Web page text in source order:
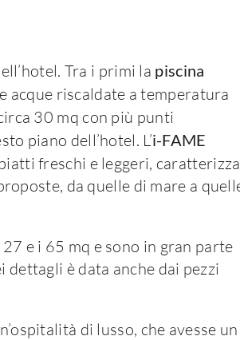
Tra i primi la piscina
acque riscaldate a temperatura
30 mq con più punti
piano dell’hotel. L’i-FAME
freschi e leggeri,
da quelle di mare a
e i 65 mq e sono in gran parte
è data anche dai pezzi
di lusso, che avesse un